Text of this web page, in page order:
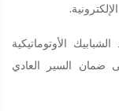
الأوتوماتيكية
ضمان السير العادي